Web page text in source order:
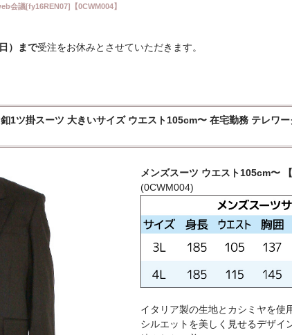
会議[fy16REN07]【0CWM004】
）まで受注をお休みとさせていただきます。
釦1ツ掛スーツ 大きいサイズ ウエスト105cm〜 在宅勤務 テレワ
メンズスーツ ウエスト105cm〜
(0CWM004)
イタリア製の生地とカシミヤを使
シルエットを美しく見せるデザイ